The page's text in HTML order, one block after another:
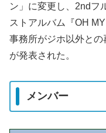
ン」に変更し、2ndフ
ストアルバム『OH
事務所がジホ以外と
が発表された。
メンバー